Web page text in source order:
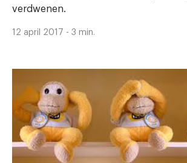
verdwenen.
12 april 2017 - 3 min.